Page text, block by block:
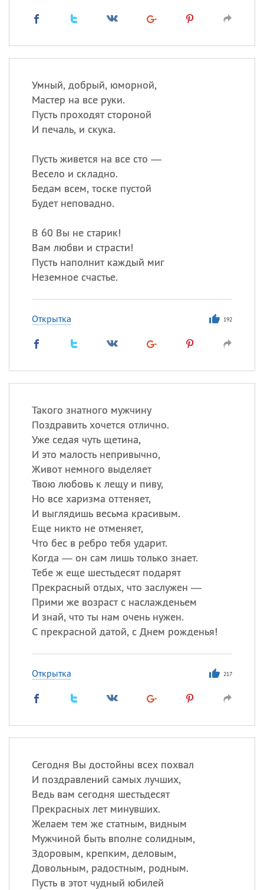
Умный, добрый, юморной,
Мастер на все руки.
Пусть проходят стороной
И печаль, и скука.
Пусть живется на все сто —
Весело и складно.
Бедам всем, тоске пустой
Будет неповадно.
В 60 Вы не старик!
Вам любви и страсти!
Пусть наполнит каждый миг
Неземное счастье.
Открытка 192
Такого знатного мужчину
Поздравить хочется отлично.
Уже седая чуть щетина,
И это малость непривычно,
Живот немного выделяет
Твою любовь к лещу и пиву,
Но все харизма оттеняет,
И выглядишь весьма красивым.
Еще никто не отменяет,
Что бес в ребро тебя ударит.
Когда — он сам лишь только знает.
Тебе ж еще шестьдесят подарят
Прекрасный отдых, что заслужен —
Прими же возраст с наслажденьем
И знай, что ты нам очень нужен.
С прекрасной датой, с Днем рожденья!
Открытка 217
Сегодня Вы достойны всех похвал
И поздравлений самых лучших,
Ведь вам сегодня шестьдесят
Прекрасных лет минувших.
Желаем тем же статным, видным
Мужчиной быть вполне солидным,
Здоровым, крепким, деловым,
Довольным, радостным, родным.
Пусть в этот чудный юбилей